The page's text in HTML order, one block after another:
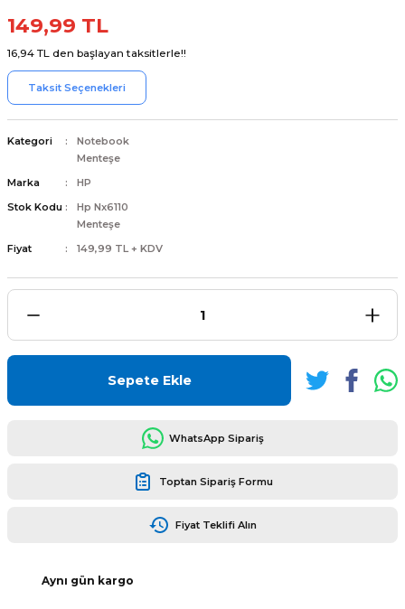
149,99 TL
16,94 TL den başlayan taksitlerle!!
Taksit Seçenekleri
Kategori
Notebook
Menteşe
Marka
HP
Stok Kodu
Hp Nx6110
Menteşe
Fiyat
149,99 TL + KDV
Sepete Ekle
WhatsApp Sipariş
Toptan Sipariş Formu
Fiyat Teklifi Alın
Aynı gün kargo